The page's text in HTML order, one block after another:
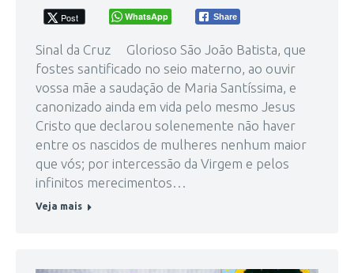
Post WhatsApp Share
Sinal da Cruz Glorioso São João Batista, que
fostes santificado no seio materno, ao ouvir
vossa mãe a saudação de Maria Santíssima, e
canonizado ainda em vida pelo mesmo Jesus
Cristo que declarou solenemente não haver
entre os nascidos de mulheres nenhum maior
que vós; por intercessão da Virgem e pelos
infinitos merecimentos…
Veja mais